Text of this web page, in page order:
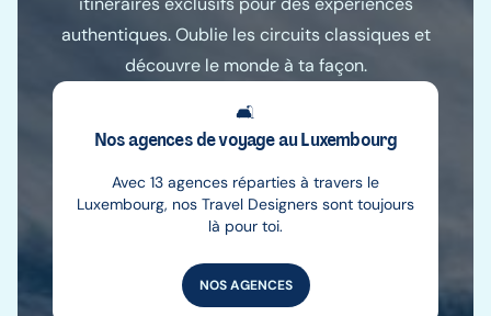
authentiques. Oublie les circuits classiques et
découvre le monde à ta façon.
🛋️
Nos agences de voyage au Luxembourg
Avec 13 agences réparties à travers le
Luxembourg, nos Travel Designers sont toujours
là pour toi.
NOS AGENCES